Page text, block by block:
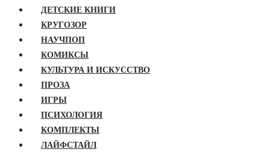
ДЕТСКИЕ КНИГИ
КРУГОЗОР
НАУЧПОП
КОМИКСЫ
КУЛЬТУРА И ИСКУССТВО
ПРОЗА
ИГРЫ
ПСИХОЛОГИЯ
КОМПЛЕКТЫ
ЛАЙФСТАЙЛ